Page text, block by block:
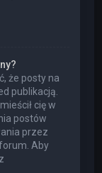
że posty na
publikacją.
cię w
postów
przez
Aby